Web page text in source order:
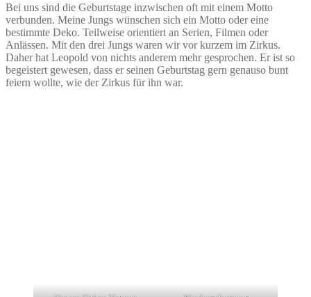
Bei uns sind die Geburtstage inzwischen oft mit einem Motto
verbunden. Meine Jungs wünschen sich ein Motto oder eine
bestimmte Deko. Teilweise orientiert an Serien, Filmen oder
Anlässen. Mit den drei Jungs waren wir vor kurzem im Zirkus.
Daher hat Leopold von nichts anderem mehr gesprochen. Er ist so
begeistert gewesen, dass er seinen Geburtstag gern genauso bunt
feiern wollte, wie der Zirkus für ihn war.